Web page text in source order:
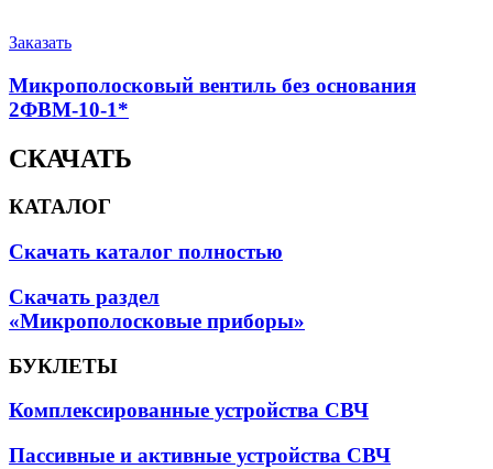
Заказать
Микрополосковый вентиль без основания
2ФВМ-10-1*
СКАЧАТЬ
КАТАЛОГ
Скачать каталог полностью
Скачать раздел
«Микрополосковые приборы»
БУКЛЕТЫ
Комплексированные устройства СВЧ
Пассивные и активные устройства СВЧ